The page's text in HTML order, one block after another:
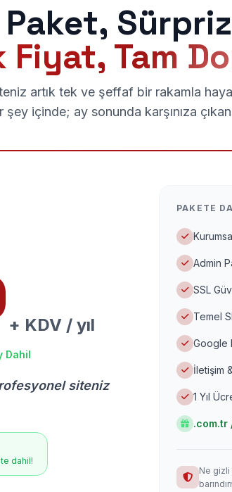
Fiyat, Tam
artık tek ve şeffaf bir rakamla
şey içinde; ay sonunda karşınıza
+ KDV / yıl
Dahil
siteniz
dahil!
PAKETE
Admin
SSL
Temel
Google
İletişim
1 Yıl
.com.tr
Ne gizli